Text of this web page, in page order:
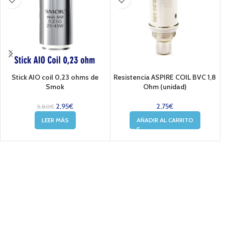
Stick AIO coil 0,23 ohms de
Smok
3,80€ 2,95€
LEER MÁS
Resistencia ASPIRE COIL BVC 1,8
Ohm (unidad)
2,75€
AÑADIR AL CARRITO